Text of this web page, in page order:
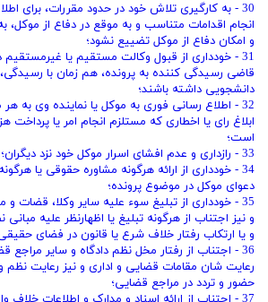
30 - به‌ کارگیری تلاش خود در حدود مقررات، برای
انجام اقدامات متناسب و به ‌موقع در دفاع از
و امکان دفاع از موکل تضییع نشود؛
31 - خودداری از قبول وکالت مستقیم یا
قاضی رسیدگی ‌کننده به پرونده، هم ‌زمان با رسیدگی،
دانشجویی داشته باشند؛
32 - اطلاع ‌رسانی فوری به موکل یا نماینده وی به
ابلاغ رای یا اخطاری که مستلزم انجام امر یا
است؛
33 - رازداری و عدم افشای اسرار موکل خود نزد دیگران؛
34 - خودداری از ارائه هرگونه مشاوره حقوقی یا
دعوای موکل در موضوع پرونده؛
35 - خودداری از تبلیغ سوء علیه سایر وکلا، قضات
و نیز اجتناب از هرگونه تبلیغ یا اظهارنظر علیه
و یا ارتکاب رفتار خلاف شرع یا قانون در فضای
36 - اجتناب از رفتار مخل نظم دادگاه و سایر مراجع
رعایت شان مقامات قضایی و اداری و نیز رعایت نظم
حضور و تردد در مراجع قضایی؛